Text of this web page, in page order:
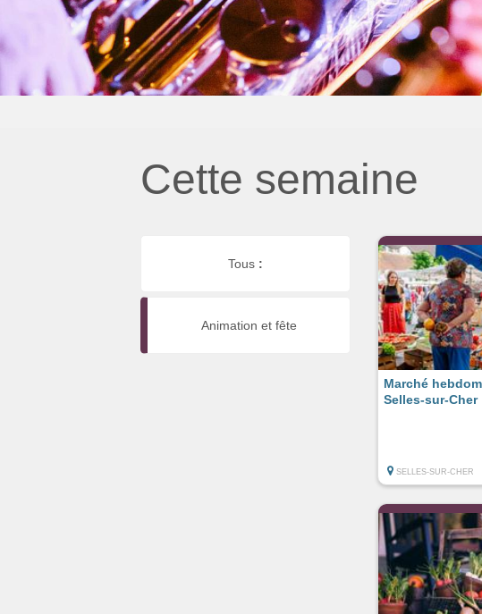
Cette semaine
Tous :
Animation et fête
Marché
Selles-sur-Cher
SELLES-SUR-CHER